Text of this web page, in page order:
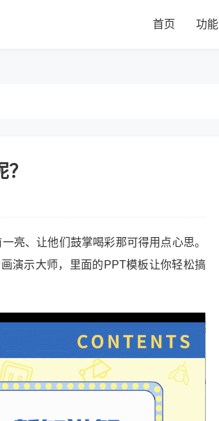
首页 功能
亮、让他们鼓掌喝彩那可得用点心思。
演示大师，里面的PPT模板让你轻松搞